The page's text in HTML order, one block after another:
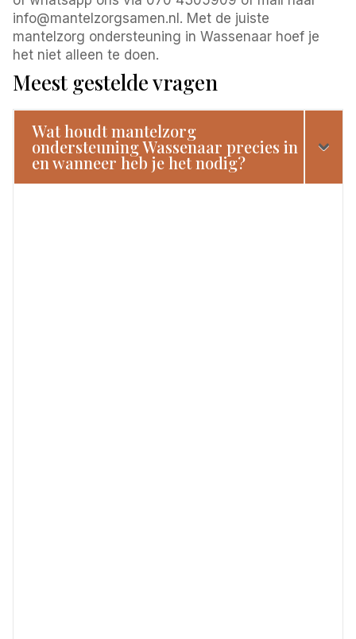
info@mantelzorgsamen.nl. Met de juiste
mantelzorg ondersteuning in Wassenaar hoef je
het niet alleen te doen.
Meest gestelde vragen
Wat houdt mantelzorg
ondersteuning Wassenaar precies in
en wanneer heb je het nodig?